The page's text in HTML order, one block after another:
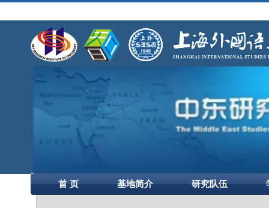
首 页 基地简介 研究队伍